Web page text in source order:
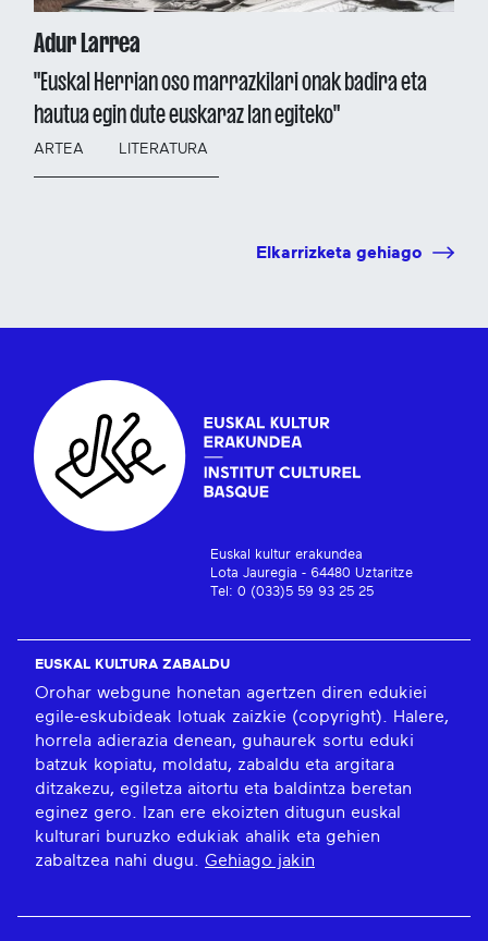
Adur Larrea
"Euskal Herrian oso marrazkilari onak badira eta
hautua egin dute euskaraz lan egiteko"
ARTEA LITERATURA
Elkarrizketa gehiago
Euskal kultur erakundea
Lota Jauregia - 64480 Uztaritze
Tel: 0 (033)5 59 93 25 25
EUSKAL KULTURA ZABALDU
Orohar webgune honetan agertzen diren edukiei
egile-eskubideak lotuak zaizkie (copyright). Halere,
horrela adierazia denean, guhaurek sortu eduki
batzuk kopiatu, moldatu, zabaldu eta argitara
ditzakezu, egiletza aitortu eta baldintza beretan
eginez gero. Izan ere ekoizten ditugun euskal
kulturari buruzko edukiak ahalik eta gehien
zabaltzea nahi dugu. Gehiago jakin